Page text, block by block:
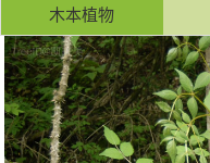
木本植物